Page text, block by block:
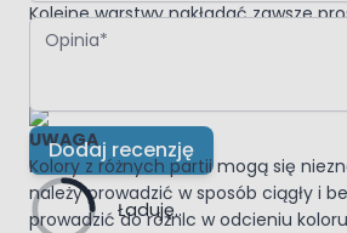
Kolejne warstwy nakładać zawsze
warstwy poprzedniej.
UWAGA
Kolory z różnych partii mogą się
należy prowadzić w sposób ciągły i
prowadzić do różnic w odcieniu
Opinia
Dodaj recenzję
Ładuję...